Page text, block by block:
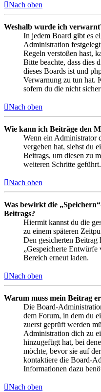
Nach oben
Weshalb wurde ich
In jedem Board gibt es
Administration
Regeln verstoßen hast,
Bitte beachte, dass dies
dieses Boards ist und
Verwarnung zu tun hat.
sofern du die nicht
Nach oben
Wie kann ich Beiträge den
Wenn ein Administrator
vergeben hat, siehst du
Beitrags, um diesen zu
weiteren Schritte geführt.
Nach oben
Was bewirkt die
Beitrags?
Hiermit kannst du die
zu einem späteren
Den gesicherten
„Gespeicherte Entwürfe
Bereich erneut laden.
Nach oben
Warum muss mein Beitrag
Die Board-
dem Forum, in dem du
zuerst geprüft werden
Administration dich zu
hinzugefügt hat, bei
möchte, bevor sie auf
kontaktiere die Board-
Informationen dazu
Nach oben